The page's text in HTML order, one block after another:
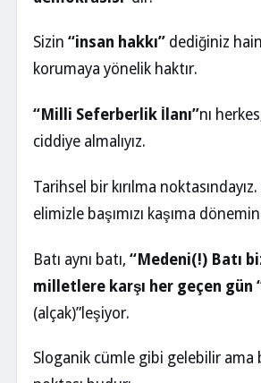
Sizin “insan hakkı” dediğiniz
korumaya yönelik haktır.
“Milli Seferberlik İlanı”nı
ciddiye almalıyız.
Tarihsel bir kırılma
elimizle başımızı kaşıma
Batı aynı batı, “Medeni(!) Batı
milletlere karşı her geçen gün
(alçak)”leşiyor.
Sloganik cümle gibi gelebilir ama